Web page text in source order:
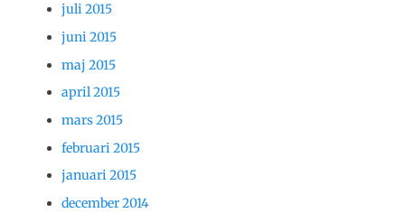
juli 2015
juni 2015
maj 2015
april 2015
mars 2015
februari 2015
januari 2015
december 2014